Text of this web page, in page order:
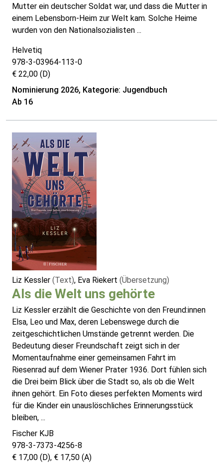
Mutter ein deutscher Soldat war, und dass die Mutter in
einem Lebensborn-Heim zur Welt kam. Solche Heime
wurden von den Nationalsozialisten ...
Helvetiq
978-3-03964-113-0
€ 22,00 (D)
Nominierung 2026, Kategorie: Jugendbuch
Ab 16
Liz Kessler (Text), Eva Riekert (Übersetzung)
Als die Welt uns gehörte
Liz Kessler erzählt die Geschichte von den Freund:innen
Elsa, Leo und Max, deren Lebenswege durch die
zeitgeschichtlichen Umstände getrennt werden. Die
Bedeutung dieser Freundschaft zeigt sich in der
Momentaufnahme einer gemeinsamen Fahrt im
Riesenrad auf dem Wiener Prater 1936. Dort fühlen sich
die Drei beim Blick über die Stadt so, als ob die Welt
ihnen gehört. Ein Foto dieses perfekten Moments wird
für die Kinder ein unauslöschliches Erinnerungsstück
bleiben, ...
Fischer KJB
978-3-7373-4256-8
€ 17,00 (D), € 17,50 (A)